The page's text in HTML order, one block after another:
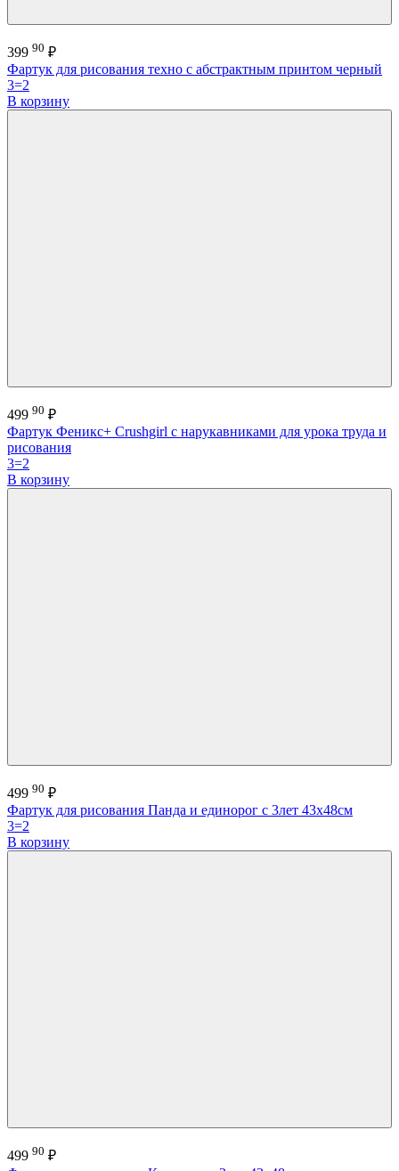
399 90 ₽
Фартук для рисования техно с абстрактным принтом черный
3=2
В корзину
499 90 ₽
Фартук Феникс+ Crushgirl с нарукавниками для урока труда и
рисования
3=2
В корзину
499 90 ₽
Фартук для рисования Панда и единорог с 3лет 43х48см
3=2
В корзину
499 90 ₽